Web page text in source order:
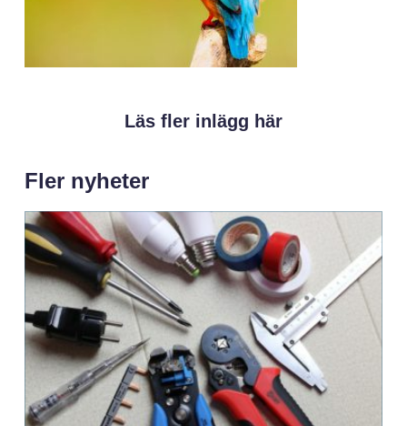
Läs fler inlägg här
Fler nyheter